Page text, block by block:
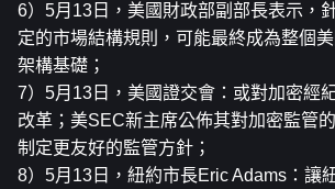
6）5月13日，美國財政部副部長表示，
定的市場結構規則，可能最終成為整個
架構基礎；
7）5月13日，美國證交會：或對加密經
改革；美SEC新主席公佈其對加密監管
制定更友好的監管方針；
8）5月13日，紐約市長Eric Adams：讓